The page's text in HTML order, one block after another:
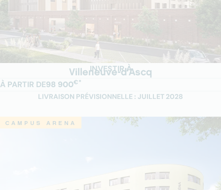
INVESTIR À
Villeneuve-d'Ascq
À PARTIR DE98 900€*
LIVRAISON PRÉVISIONNELLE : JUILLET 2028
CAMPUS ARENA